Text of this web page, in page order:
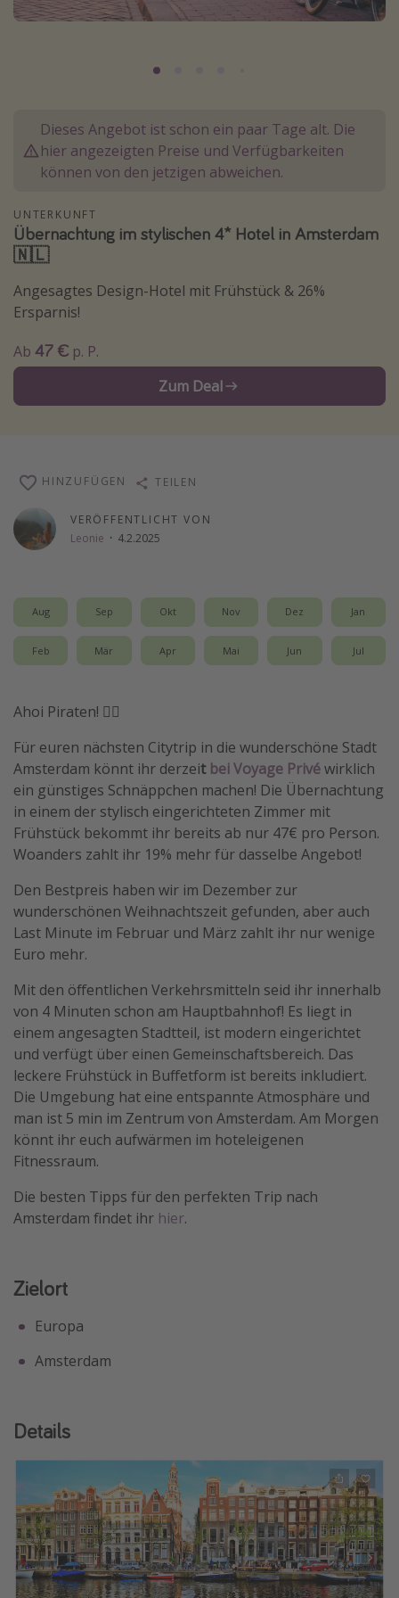
Normandie Urlaub
Krabi Urlaub
Tulum Urlaub
Japan Rundreise
Alle Reisethemen
Disneyland Paris
Strandurlaub
Gruppenreisen
Hotels in Hamburg
Hotels am Achensee
Weitere Themen
Familienurlaub in der Türkei
Rundreisen in Thailand
Bahnreisen in der Schweiz
Reisepassfreie Reiseziele
Travel Know How
Silvesterreisen
Last Minute Urlaub Mallorca
Last Minute Urlaub Deutschland
Dieses Angebot ist schon ein paar Tage alt. Die
hier angezeigten Preise und Verfügbarkeiten
können von den jetzigen abweichen.
UNTERKUNFT
Übernachtung im stylischen 4* Hotel in Amsterdam
🇳🇱
Angesagtes Design-Hotel mit Frühstück & 26%
Ersparnis!
Ab 47 € p. P.
Zum Deal
VERÖFFENTLICHT VON
Leonie · 4.2.2025
HINZUFÜGEN TEILEN
Aug Sep Okt Nov Dez Jan
Feb Mär Apr Mai Jun Jul
Ahoi Piraten! 🏴‍☠️
Für euren nächsten Citytrip in die wunderschöne Stadt
Amsterdam könnt ihr derzeit bei Voyage Privéwirklich
ein günstiges Schnäppchen machen! Die Übernachtung
in einem der stylisch eingerichteten Zimmer mit
Frühstück bekommt ihr bereits ab nur 47€ pro Person.
Woanders zahlt ihr 19% mehr für dasselbe Angebot!
Den Bestpreis haben wir im Dezember zur
wunderschönen Weihnachtszeit gefunden, aber auch
Last Minute im Februar und März zahlt ihr nur wenige
Euro mehr.
Mit den öffentlichen Verkehrsmitteln seid ihr innerhalb
von 4 Minuten schon am Hauptbahnhof! Es liegt in
einem angesagten Stadtteil, ist modern eingerichtet
und verfügt über einen Gemeinschaftsbereich. Das
leckere Frühstück in Buffetform ist bereits inkludiert.
Die Umgebung hat eine entspannte Atmosphäre und
man ist 5 min im Zentrum von Amsterdam. Am Morgen
könnt ihr euch aufwärmen im hoteleigenen
Fitnessraum.
Die besten Tipps für den perfekten Trip nach
Amsterdam findet ihr hier.
Zielort
Europa
Amsterdam
Details